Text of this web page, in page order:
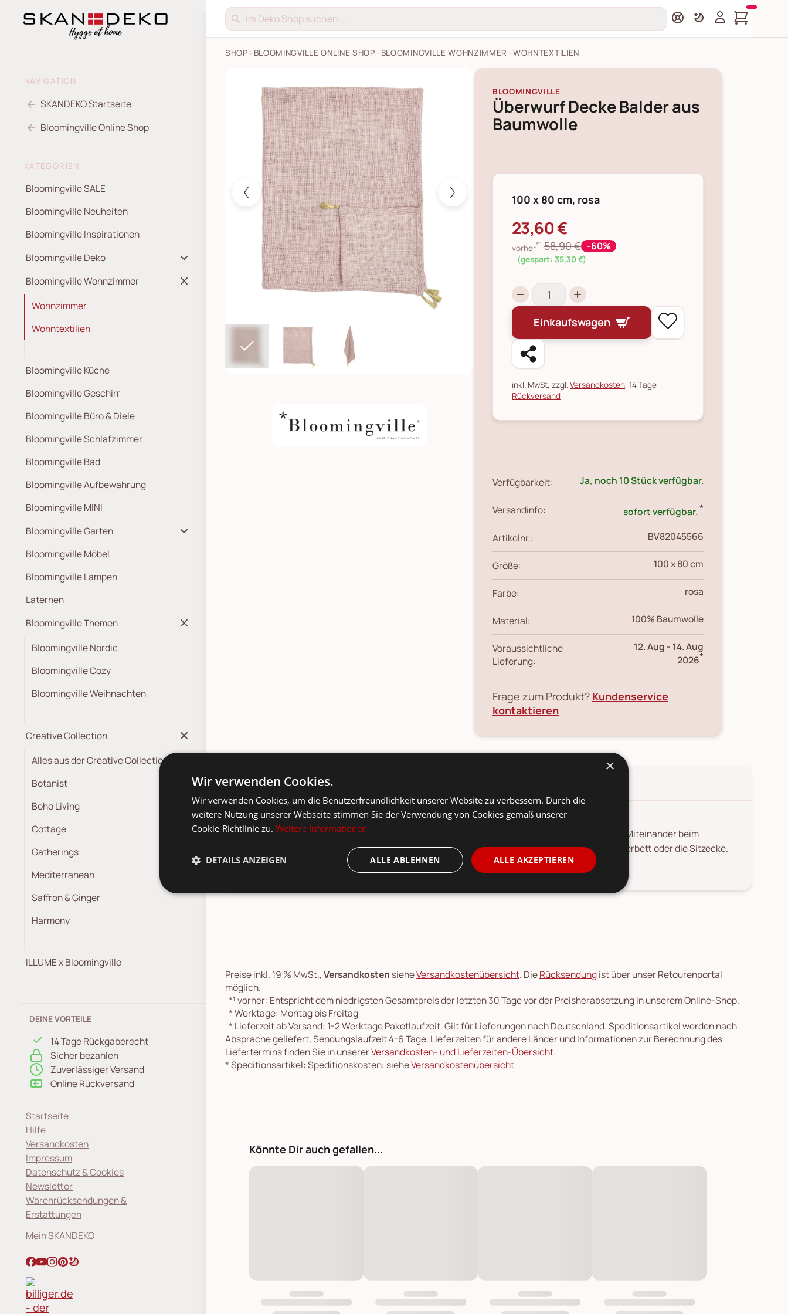
NAVIGATION
SKANDEKO Startseite
Bloomingville Online Shop
KATEGORIEN
Bloomingville SALE
Bloomingville Neuheiten
Bloomingville Inspirationen
Bloomingville Deko
Bloomingville Wohnzimmer
Wohnzimmer
Wohntextilien
Bloomingville Küche
Bloomingville Geschirr
Bloomingville Büro & Diele
Bloomingville Schlafzimmer
Bloomingville Bad
Bloomingville Aufbewahrung
Bloomingville MINI
Bloomingville Garten
Bloomingville Möbel
Bloomingville Lampen
Laternen
Bloomingville Themen
Bloomingville Nordic
Bloomingville Cozy
Bloomingville Weihnachten
Creative Collection
Alles aus der Creative Collection
Botanist
Boho Living
Cottage
Gatherings
Mediterranean
Saffron & Ginger
Harmony
ILLUME x Bloomingville
DEINE VORTEILE
14 Tage Rückgaberecht
Sicher bezahlen
Zuverlässiger Versand
Online Rückversand
Startseite
Hilfe
Versandkosten
Impressum
Datenschutz & Cookies
Newsletter
Warenrücksendungen &
Erstattungen
Mein SKANDEKO
SHOP BLOOMINGVILLE ONLINE SHOP BLOOMINGVILLE WOHNZIMMER WOHNTEXTILIEN
BLOOMINGVILLE
Überwurf Decke Balder aus
Baumwolle
100 x 80 cm, rosa
23,60 €
vorher*¹:58,90 € -60%
(gespart: 35,30 €)
Einkaufswagen
inkl. MwSt, zzgl. Versandkosten, 14 Tage
Rückversand
Verfügbarkeit: Ja, noch 10 Stück verfügbar.
Versandinfo: sofort verfügbar.*
Artikelnr.: BV82045566
Größe: 100 x 80 cm
Farbe: rosa
Material: 100% Baumwolle
Voraussichtliche
Lieferung:
12. Aug - 14. Aug
2026*
Frage zum Produkt? Kundenservice
kontaktieren
Details Produkt-/Sicherheitshinweise
Diese schöne Decke Balder aus Baumwolle von Bloomingville Mini sorgt für ein gemütliches Miteinander beim
Geschichten für die Kleinen vorlesen. Der rosa Überwurf dekoriert auch wunderbar das Kinderbett oder die Sitzecke.
Preise inkl. 19 % MwSt.,Versandkosten sieheVersandkostenübersicht. DieRücksendungist über unser Retourenportal
möglich.
*¹vorher: Entspricht dem niedrigsten Gesamtpreis der letzten 30 Tage vor der Preisherabsetzung in unserem Online-Shop.
*Werktage: Montag bis Freitag
* Lieferzeit ab Versand: 1-2 Werktage Paketlaufzeit. Gilt für Lieferungen nach Deutschland. Speditionsartikel werden nach
Absprache geliefert, Sendungslaufzeit 4-6 Tage. Lieferzeiten für andere Länder und Informationen zur Berechnung des
Liefertermins finden Sie in unsererVersandkosten- und Lieferzeiten-Übersicht.
*Speditionsartikel: Speditionskosten: sieheVersandkostenübersicht
Könnte Dir auch gefallen...
×
Wir verwenden Cookies.
Wir verwenden Cookies, um die Benutzerfreundlichkeit unserer Website zu verbessern. Durch die
weitere Nutzung unserer Webseite stimmen Sie der Verwendung von Cookies gemäß unserer
Cookie-Richtlinie zu. Weitere Informationen
ALLE AKZEPTIEREN
ALLE ABLEHNEN
DETAILS ANZEIGEN